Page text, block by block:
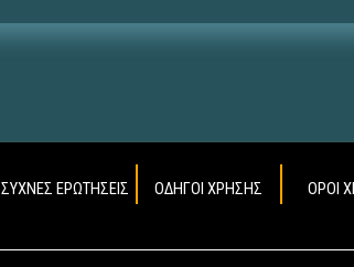
ΣΥΧΝΕΣ ΕΡΩΤΗΣΕΙΣ ΟΔΗΓΟΙ ΧΡΗΣΗΣ ΟΡΟΙ